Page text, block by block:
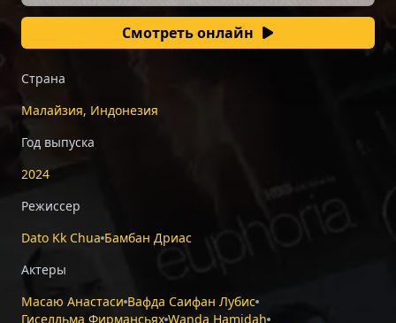
Смотреть онлайн
Страна
Малайзия, Индонезия
Год выпуска
2024
Режиссер
Dato Kk Chua Бамбан Дриас
Актеры
Масаю Анастаси Вафда Саифан Лубис
Гиселльма Фирмансьях Wanda Hamidah